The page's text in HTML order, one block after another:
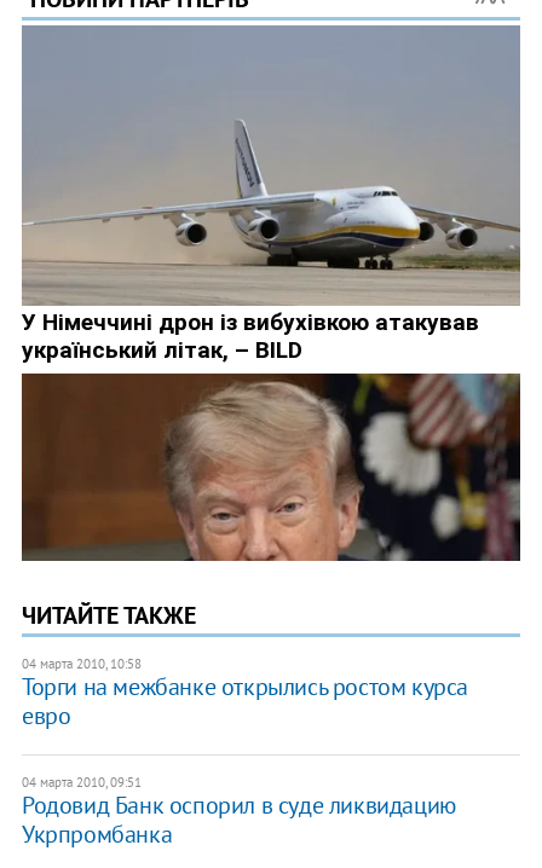
ЧИТАЙТЕ ТАКЖЕ
04 марта 2010, 10:58
Торги на межбанке открылись ростом курса
евро
04 марта 2010, 09:51
Родовид Банк оспорил в суде ликвидацию
Укрпромбанка